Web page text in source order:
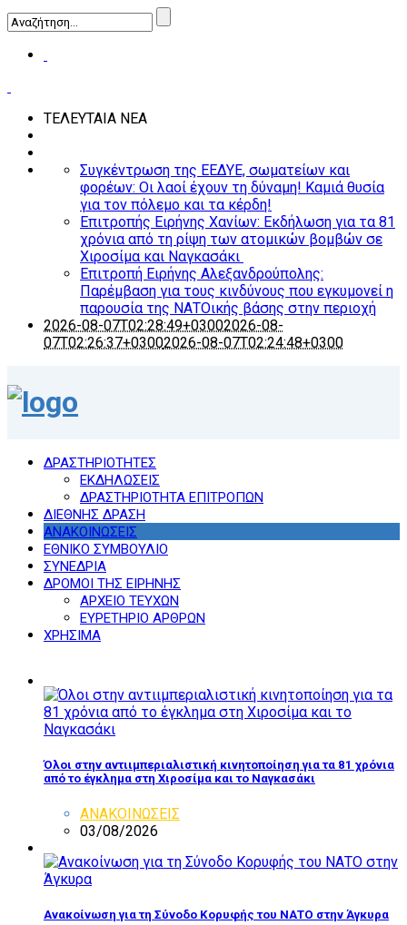
ΤΕΛΕΥΤΑΙΑ ΝΕΑ
Συγκέντρωση της ΕΕΔΥΕ, σωματείων και
φορέων: Οι λαοί έχουν τη δύναμη! Καμιά θυσία
για τον πόλεμο και τα κέρδη!
Επιτροπής Ειρήνης Χανίων: Εκδήλωση για τα 81
χρόνια από τη ρίψη των ατομικών βομβών σε
Χιροσίμα και Ναγκασάκι
Επιτροπή Ειρήνης Αλεξανδρούπολης:
Παρέμβαση για τους κινδύνους που εγκυμονεί η
παρουσία της ΝΑΤΟικής βάσης στην περιοχή
2026-08-07T02:28:49+03002026-08-
07T02:26:37+03002026-08-07T02:24:48+0300
ΔΡΑΣΤΗΡΙΟΤΗΤΕΣ
ΕΚΔΗΛΩΣΕΙΣ
ΔΡΑΣΤΗΡΙΟΤΗΤΑ ΕΠΙΤΡΟΠΩΝ
ΔΙΕΘΝΗΣ ΔΡΑΣΗ
ΑΝΑΚΟΙΝΩΣΕΙΣ
ΕΘΝΙΚΟ ΣΥΜΒΟΥΛΙΟ
ΣΥΝΕΔΡΙΑ
ΔΡΟΜΟΙ ΤΗΣ ΕΙΡΗΝΗΣ
ΑΡΧΕΙΟ ΤΕΥΧΩΝ
ΕΥΡΕΤΗΡΙΟ ΑΡΘΡΩΝ
ΧΡΗΣΙΜΑ
Όλοι στην αντιιμπεριαλιστική κινητοποίηση για τα 81 χρόνια
από το έγκλημα στη Χιροσίμα και το Ναγκασάκι
ΑΝΑΚΟΙΝΩΣΕΙΣ
03/08/2026
Ανακοίνωση για τη Σύνοδο Κορυφής του ΝΑΤΟ στην Άγκυρα